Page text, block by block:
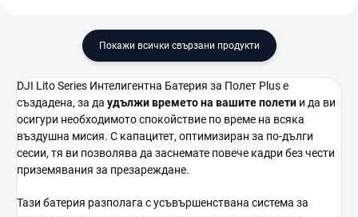
Покажи всички свързани продукти
DJI Lito Series Интелигентна Батерия за Полет Plus е
създадена, за да удължи времето на вашите полети и да ви
осигури необходимото спокойствие по време на всяка
въздушна мисия. С капацитет, оптимизиран за по-дълги
сесии, тя ви позволява да заснемате повече кадри без чести
приземявания за презареждане.
Тази батерия разполага с усъвършенствана система за